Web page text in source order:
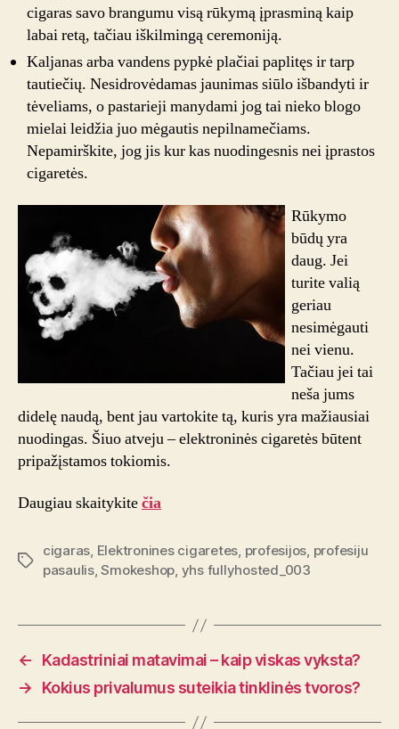
cigaras savo brangumu visą rūkymą įprasminą kaip
labai retą, tačiau iškilmingą ceremoniją.
Kaljanas arba vandens pypkė plačiai paplitęs ir tarp
tautiečių. Nesidrovėdamas jaunimas siūlo išbandyti ir
tėveliams, o pastarieji manydami jog tai nieko blogo
mielai leidžia juo mėgautis nepilnamečiams.
Nepamirškite, jog jis kur kas nuodingesnis nei įprastos
cigaretės.
Rūkymo
būdų yra
daug. Jei
turite valią
geriau
nesimėgauti
nei vienu.
Tačiau jei tai
neša jums
didelę naudą, bent jau vartokite tą, kuris yra mažiausiai
nuodingas. Šiuo atveju – elektroninės cigaretės būtent
pripažįstamos tokiomis.
Daugiau skaitykitečia
Tags
cigaras, Elektronines cigaretes, profesijos, profesiju
pasaulis,Smokeshop, yhs fullyhosted_003
←
Kadastriniai matavimai – kaip viskas vyksta?
→
Kokius privalumus suteikia tinklinės tvoros?